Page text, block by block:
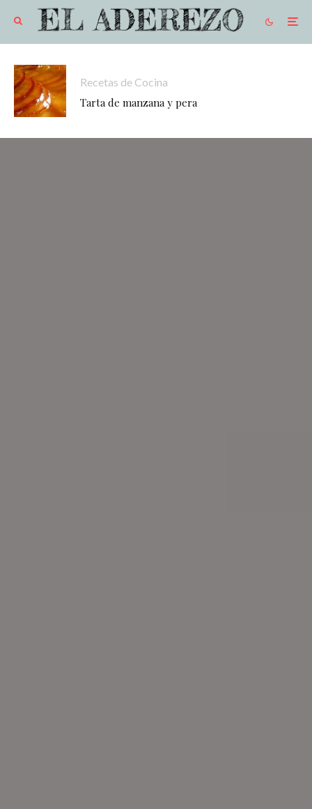
Recetas de Cocina
Tarta de manzana y pera